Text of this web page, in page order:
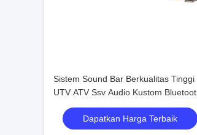
Sistem Sound Bar Berkualitas Tinggi
UTV ATV Ssv Audio Kustom Bluetooth
4 Speaker Remote Control Tahan Air
IP66 USBDapatkan Harga Terbaik